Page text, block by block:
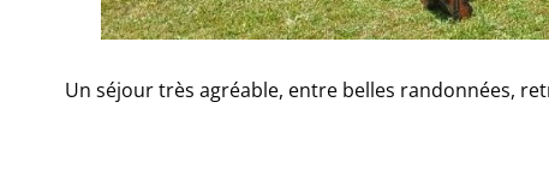
Un séjour très agréable, entre belles randonnées,